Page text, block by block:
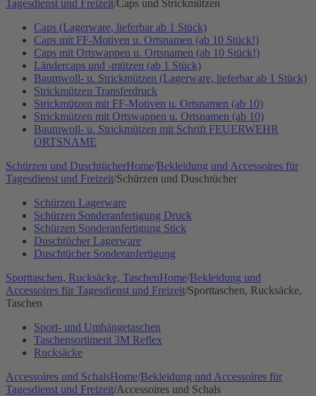
Tagesdienst und Freizeit/Caps und Strickmützen
Caps (Lagerware, lieferbar ab 1 Stück)
Caps mit FF-Motiven u. Ortsnamen (ab 10 Stück!)
Caps mit Ortswappen u. Ortsnamen (ab 10 Stück!)
Ländercaps und -mützen (ab 1 Stück)
Baumwoll- u. Strickmützen (Lagerware, lieferbar ab 1 Stück)
Strickmützen Transferdruck
Strickmützen mit FF-Motiven u. Ortsnamen (ab 10)
Strickmützen mit Ortswappen u. Ortsnamen (ab 10)
Baumwoll- u. Strickmützen mit Schrift FEUERWEHR
ORTSNAME
Schürzen und DuschtücherHome/Bekleidung und Accessoires für
Tagesdienst und Freizeit/Schürzen und Duschtücher
Schürzen Lagerware
Schürzen Sonderanfertigung Druck
Schürzen Sonderanfertigung Stick
Duschtücher Lagerware
Duschtücher Sonderanfertigung
Sporttaschen, Rucksäcke, TaschenHome/Bekleidung und
Accessoires für Tagesdienst und Freizeit/Sporttaschen, Rucksäcke,
Taschen
Sport- und Umhängetaschen
Taschensortiment 3M Reflex
Rucksäcke
Accessoires und SchalsHome/Bekleidung und Accessoires für
Tagesdienst und Freizeit/Accessoires und Schals